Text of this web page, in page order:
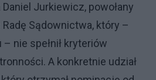
Jurkiewicz, powołany
Sądownictwa, który –
nie spełnił kryteriów
A konkretnie udział